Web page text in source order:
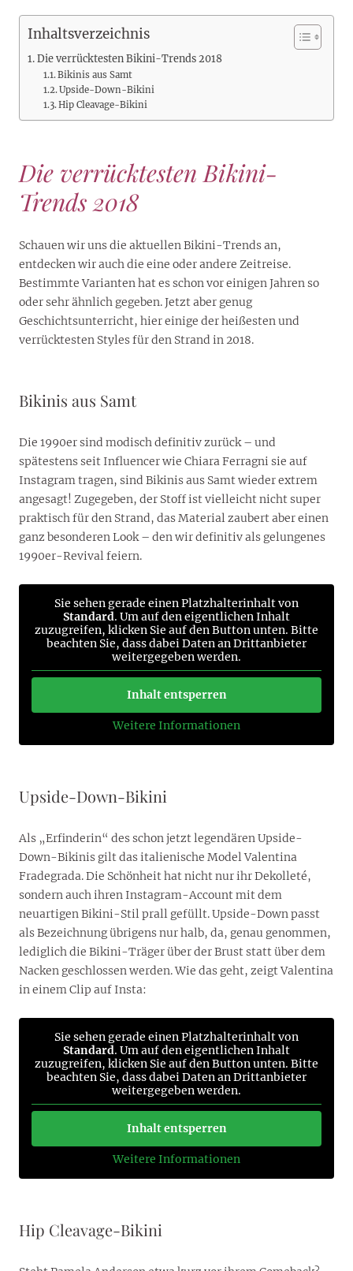
Inhaltsverzeichnis
Die verrücktesten Bikini-Trends 2018
Bikinis aus Samt
Upside-Down-Bikini
Hip Cleavage-Bikini
Die verrücktesten Bikini-
Trends 2018
Schauen wir uns die aktuellen Bikini-Trends an,
entdecken wir auch die eine oder andere Zeitreise.
Bestimmte Varianten hat es schon vor einigen Jahren so
oder sehr ähnlich gegeben. Jetzt aber genug
Geschichtsunterricht, hier einige der heißesten und
verrücktesten Styles für den Strand in 2018.
Bikinis aus Samt
Die 1990er sind modisch definitiv zurück – und
spätestens seit Influencer wie Chiara Ferragni sie auf
Instagram tragen, sind Bikinis aus Samt wieder extrem
angesagt! Zugegeben, der Stoff ist vielleicht nicht super
praktisch für den Strand, das Material zaubert aber einen
ganz besonderen Look – den wir definitiv als gelungenes
1990er-Revival feiern.
Sie sehen gerade einen Platzhalterinhalt von
Standard. Um auf den eigentlichen Inhalt
zuzugreifen, klicken Sie auf den Button unten. Bitte
beachten Sie, dass dabei Daten an Drittanbieter
weitergegeben werden.
Inhalt entsperren
Weitere Informationen
Upside-Down-Bikini
Als „Erfinderin“ des schon jetzt legendären Upside-
Down-Bikinis gilt das italienische Model Valentina
Fradegrada. Die Schönheit hat nicht nur ihr Dekolleté,
sondern auch ihren Instagram-Account mit dem
neuartigen Bikini-Stil prall gefüllt. Upside-Down passt
als Bezeichnung übrigens nur halb, da, genau genommen,
lediglich die Bikini-Träger über der Brust statt über dem
Nacken geschlossen werden. Wie das geht, zeigt Valentina
in einem Clip auf Insta:
Sie sehen gerade einen Platzhalterinhalt von
Standard. Um auf den eigentlichen Inhalt
zuzugreifen, klicken Sie auf den Button unten. Bitte
beachten Sie, dass dabei Daten an Drittanbieter
weitergegeben werden.
Inhalt entsperren
Weitere Informationen
Hip Cleavage-Bikini